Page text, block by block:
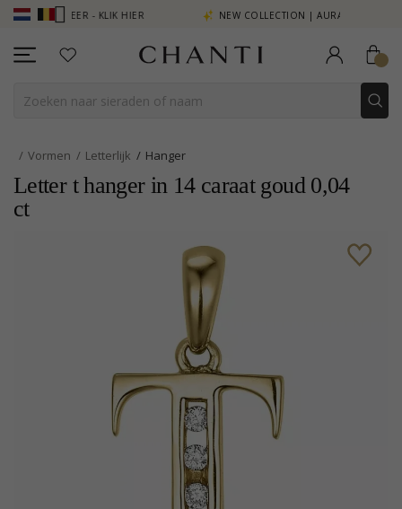
MEER - KLIK HIER NEW COLLECTION | AURA
Vormen Letterlijk Hanger
Letter t hanger in 14 caraat goud 0,04
ct